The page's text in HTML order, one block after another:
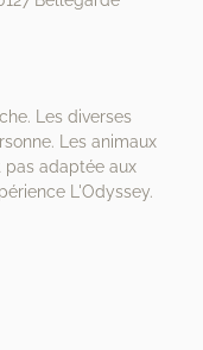
Les diverses
Les animaux
pas adaptée aux
L'Odyssey.